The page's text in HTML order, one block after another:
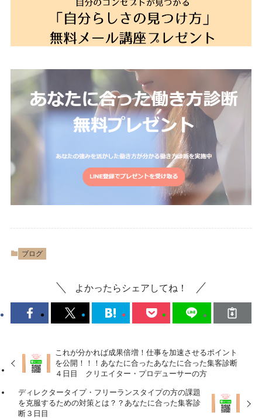
ブログ
よかったらシェアしてね！
これが分かれば成果倍増！仕事を加速させるポイント
を公開！！！あなたに合ったあなたに合った集客診断
４日目 クリエイター・プロデューサーの方
ディレクタータイプ・フリーランスタイプの方の課題
を克服するための対策とは？？あなたに合った集客診
断３日目